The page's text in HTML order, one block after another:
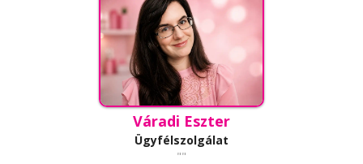
Váradi Eszter
Ügyfélszolgálat
""